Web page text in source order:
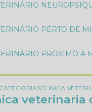
PERTO DE
PROXIMO
CATEGORIASCLINICA
veterinaria